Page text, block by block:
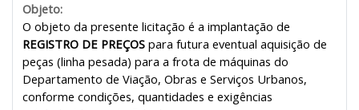
Objeto:
O objeto da presente licitação é a implantação de
REGISTRO DE PREÇOS para futura eventual aquisição de
peças (linha pesada) para a frota de máquinas do
Departamento de Viação, Obras e Serviços Urbanos,
conforme condições, quantidades e exigências